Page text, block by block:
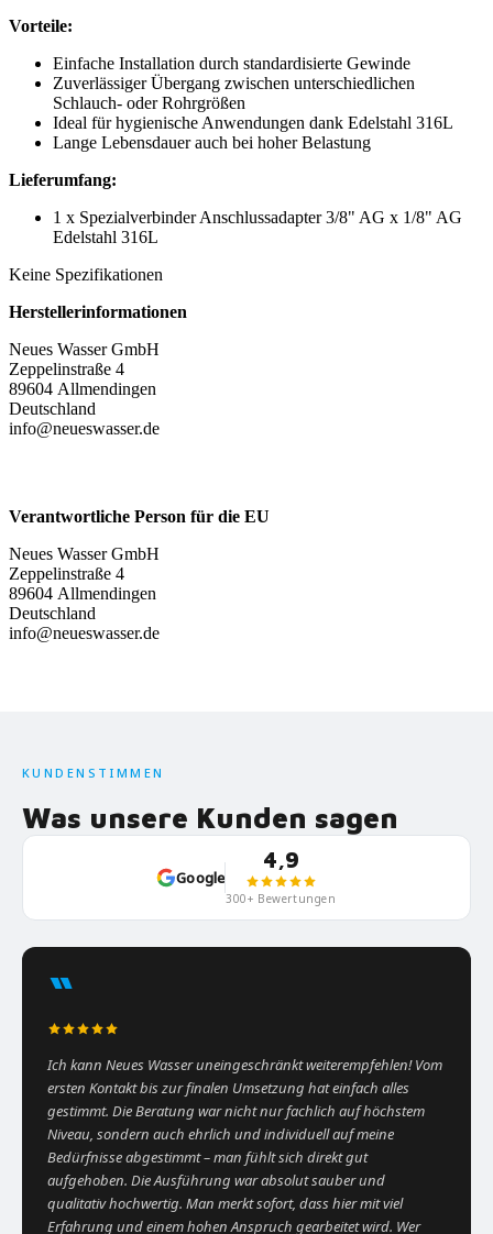
Vorteile:
Einfache Installation durch standardisierte Gewinde
Zuverlässiger Übergang zwischen unterschiedlichen
Schlauch- oder Rohrgrößen
Ideal für hygienische Anwendungen dank Edelstahl 316L
Lange Lebensdauer auch bei hoher Belastung
Lieferumfang:
1 x Spezialverbinder Anschlussadapter 3/8" AG x 1/8" AG
Edelstahl 316L​
Keine Spezifikationen
Herstellerinformationen
Neues Wasser GmbH
Zeppelinstraße 4
89604 Allmendingen
Deutschland
info@neueswasser.de
Verantwortliche Person für die EU
Neues Wasser GmbH
Zeppelinstraße 4
89604 Allmendingen
Deutschland
info@neueswasser.de
KUNDENSTIMMEN
Was unsere Kunden sagen
Google
4,9
300+ Bewertungen
“
Ich kann Neues Wasser uneingeschränkt weiterempfehlen! Vom
ersten Kontakt bis zur finalen Umsetzung hat einfach alles
gestimmt. Die Beratung war nicht nur fachlich auf höchstem
Niveau, sondern auch ehrlich und individuell auf meine
Bedürfnisse abgestimmt – man fühlt sich direkt gut
aufgehoben. Die Ausführung war absolut sauber und
qualitativ hochwertig. Man merkt sofort, dass hier mit viel
Erfahrung und einem hohen Anspruch gearbeitet wird. Wer